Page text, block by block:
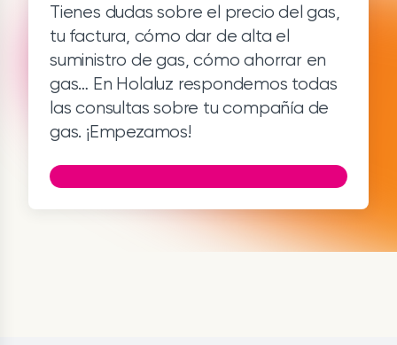
Tienes dudas sobre el precio del gas,
tu factura, cómo dar de alta el
suministro de gas, cómo ahorrar en
gas… En Holaluz respondemos todas
las consultas sobre tu compañía de
gas. ¡Empezamos!